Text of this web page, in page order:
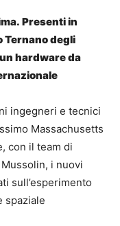
Presenti in
Ternano degli
hardware da
ingegneri e tecnici
Massachusetts
con il team di
i nuovi
sull’esperimento
spaziale